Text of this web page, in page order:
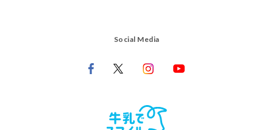
Social Media